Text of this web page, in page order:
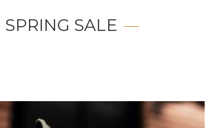
SPRING SALE